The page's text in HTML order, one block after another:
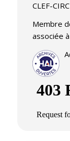
CLEF-
Membre
associée à